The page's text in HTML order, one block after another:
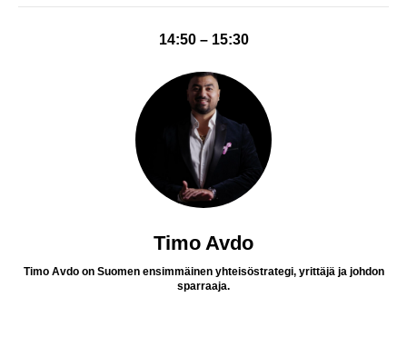
14:50 – 15:30
Timo Avdo
Timo Avdo on Suomen ensimmäinen yhteisöstrategi, yrittäjä ja johdon
sparraaja.